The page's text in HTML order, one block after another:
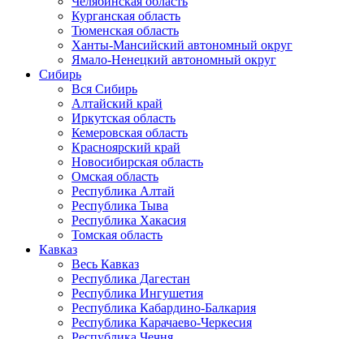
Курганская область
Тюменская область
Ханты-Мансийский автономный округ
Ямало-Ненецкий автономный округ
Сибирь
Вся Сибирь
Алтайский край
Иркутская область
Кемеровская область
Красноярский край
Новосибирская область
Омская область
Республика Алтай
Республика Тыва
Республика Хакасия
Томская область
Кавказ
Весь Кавказ
Республика Дагестан
Республика Ингушетия
Республика Кабардино-Балкария
Республика Карачаево-Черкесия